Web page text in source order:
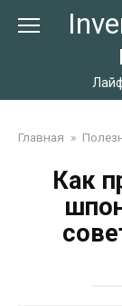
Главная »
Как